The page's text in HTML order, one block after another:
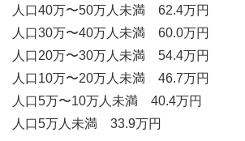
人口40万〜50万人未満 62.4万円
人口30万〜40万人未満 60.0万円
人口20万〜30万人未満 54.4万円
人口10万〜20万人未満 46.7万円
人口5万〜10万人未満 40.4万円
人口5万人未満 33.9万円